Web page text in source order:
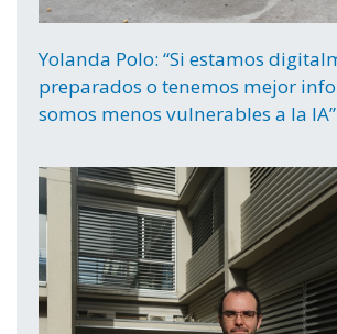
Yolanda Polo: “Si estamos
preparados o tenemos mejor
somos menos vulnerables a la IA”